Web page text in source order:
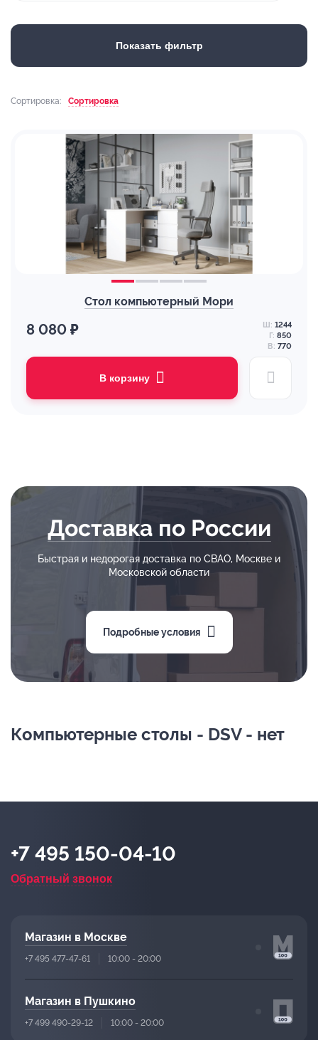
Показать фильтр
Сортировка: Сортировка
Стол компьютерный Мори
8 080 ₽ Ш: 1244
Г: 850
В: 770
В корзину
Доставка по России
Быстрая и недорогая доставка по СВАО, Москве и
Московской области
Подробные условия
Компьютерные столы - DSV - нет
+7 495 150-04-10
Обратный звонок
Магазин в Москве
+7 495 477-47-61 10:00 - 20:00
Магазин в Пушкино
+7 499 490-29-12 10:00 - 20:00